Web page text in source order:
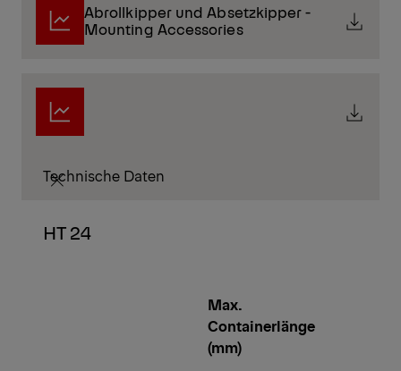
Abrollkipper und Absetzkipper -
Mounting Accessories
Technische Daten
HT 24
Max.
Containerlänge
(mm)